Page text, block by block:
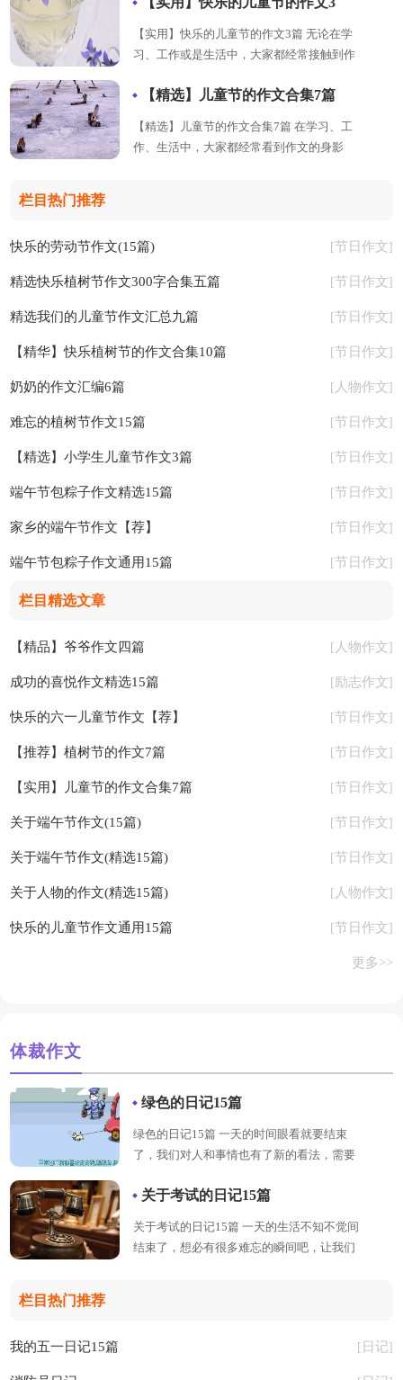
篇
【实用】快乐的儿童节的作文3篇 无论在学
习、工作或是生活中，大家都经常接触到作
的记叙方法。如何...【详情】
【精选】儿童节的作文合集7篇
【精选】儿童节的作文合集7篇 在学习、工
作、生活中，大家都经常看到作文的身影
栏目热门推荐
[节日作文]
快乐的劳动节作文(15篇)
[节日作文]
精选快乐植树节作文300字合集五篇
[节日作文]
精选我们的儿童节作文汇总九篇
[节日作文]
【精华】快乐植树节的作文合集10篇
[ 人物作文]
奶奶的作文汇编6篇
[节日作文]
难忘的植树节作文15篇
[节日作文]
【精选】小学生儿童节作文3篇
[节日作文]
端午节包粽子作文精选15篇
[节日作文]
家乡的端午节作文【荐】
[节日作文]
端午节包粽子作文通用15篇
栏目精选文章
[ 人物作文]
【精品】爷爷作文四篇
[励志作文]
成功的喜悦作文精选15篇
[节日作文]
快乐的六一儿童节作文【荐】
[节日作文]
【推荐】植树节的作文7篇
[节日作文]
【实用】儿童节的作文合集7篇
[节日作文]
关于端午节作文(15篇)
[节日作文]
关于端午节作文(精选15篇)
[ 人物作文]
关于人物的作文(精选15篇)
[节日作文]
快乐的儿童节作文通用15篇
更多>>
体裁作文
绿色的日记15篇
绿色的日记15篇 一天的时间眼看就要结束
了，我们对人和事情也有了新的看法，需要
什么样的日记才合适...【详情
关于考试的日记15篇
关于考试的日记15篇 一天的生活不知不觉间
结束了，想必有很多难忘的瞬间吧，让我们
栏目热门推荐
[ 日记]
我的五一日记15篇